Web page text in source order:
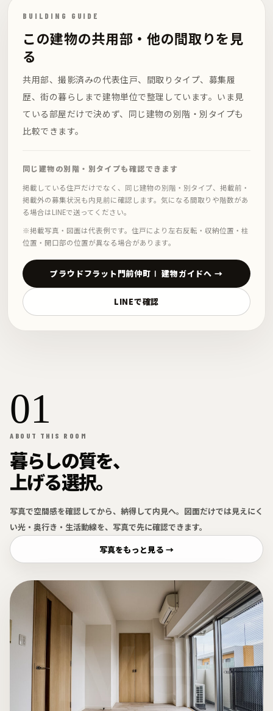
BUILDING GUIDE
この建物の共用部・他の間取りを見
る
共用部、撮影済みの代表住戸、間取りタイプ、募集履
歴、街の暮らしまで建物単位で整理しています。いま見
ている部屋だけで決めず、同じ建物の別階・別タイプも
比較できます。
同じ建物の別階・別タイプも確認できます
掲載している住戸だけでなく、同じ建物の別階・別タイプ、掲載前・
掲載外の募集状況も内見前に確認します。気になる間取りや階数があ
る場合はLINEで送ってください。
※掲載写真・図面は代表例です。住戸により左右反転・収納位置・柱
位置・開口部の位置が異なる場合があります。
プラウドフラット門前仲町Ⅰ 建物ガイドへ →
LINEで確認
01
ABOUT THIS ROOM
暮らしの質を、
上げる選択。
写真で空間感を確認してから、納得して内見へ。図面だけでは見えにく
い光・奥行き・生活動線を、写真で先に確認できます。
写真をもっと見る →